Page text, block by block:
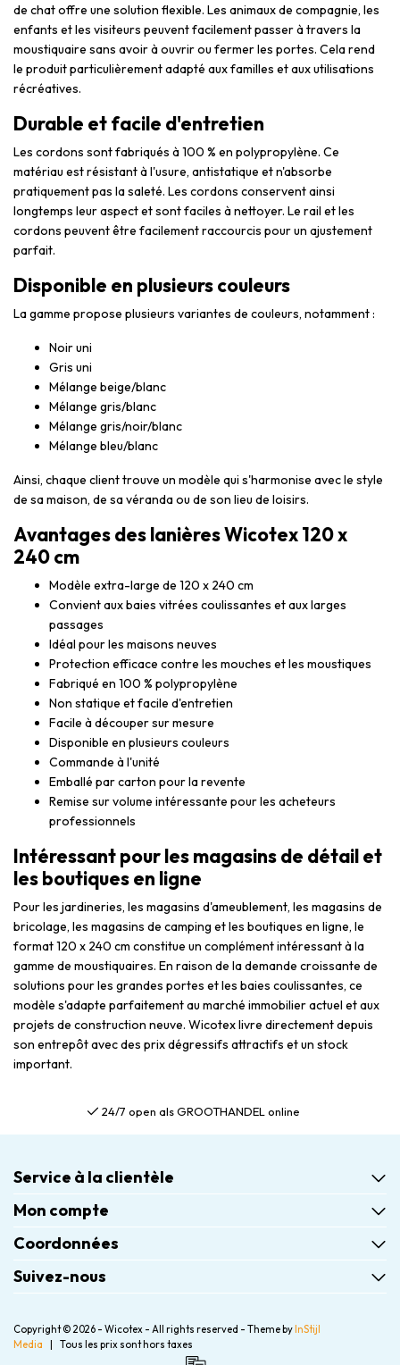
de chat offre une solution flexible. Les animaux de compagnie, les
enfants et les visiteurs peuvent facilement passer à travers la
moustiquaire sans avoir à ouvrir ou fermer les portes. Cela rend
le produit particulièrement adapté aux familles et aux utilisations
récréatives.
Durable et facile d'entretien
Les cordons sont fabriqués à 100 % en polypropylène. Ce
matériau est résistant à l'usure, antistatique et n'absorbe
pratiquement pas la saleté. Les cordons conservent ainsi
longtemps leur aspect et sont faciles à nettoyer. Le rail et les
cordons peuvent être facilement raccourcis pour un ajustement
parfait.
Disponible en plusieurs couleurs
La gamme propose plusieurs variantes de couleurs, notamment :
Noir uni
Gris uni
Mélange beige/blanc
Mélange gris/blanc
Mélange gris/noir/blanc
Mélange bleu/blanc
Ainsi, chaque client trouve un modèle qui s'harmonise avec le style
de sa maison, de sa véranda ou de son lieu de loisirs.
Avantages des lanières Wicotex 120 x
240 cm
Modèle extra-large de 120 x 240 cm
Convient aux baies vitrées coulissantes et aux larges
passages
Idéal pour les maisons neuves
Protection efficace contre les mouches et les moustiques
Fabriqué en 100 % polypropylène
Non statique et facile d'entretien
Facile à découper sur mesure
Disponible en plusieurs couleurs
Commande à l'unité
Emballé par carton pour la revente
Remise sur volume intéressante pour les acheteurs
professionnels
Intéressant pour les magasins de détail et
les boutiques en ligne
Pour les jardineries, les magasins d'ameublement, les magasins de
bricolage, les magasins de camping et les boutiques en ligne, le
format 120 x 240 cm constitue un complément intéressant à la
gamme de moustiquaires. En raison de la demande croissante de
solutions pour les grandes portes et les baies coulissantes, ce
modèle s'adapte parfaitement au marché immobilier actuel et aux
projets de construction neuve. Wicotex livre directement depuis
son entrepôt avec des prix dégressifs attractifs et un stock
important.
Gratis verzending al vanaf €75,00
Service à la clientèle
Mon compte
Coordonnées
Suivez-nous
Copyright © 2026 - Wicotex - All rights reserved - Theme by InStijl
Media
Tous les prix sont hors taxes